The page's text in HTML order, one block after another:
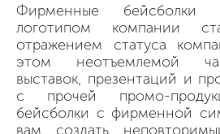
Фирменные бейсболки
логотипом компании
отражением статуса
этом неотъемлемой
выставок, презентаций и
с прочей промо-
бейсболки с фирменной
вам создать